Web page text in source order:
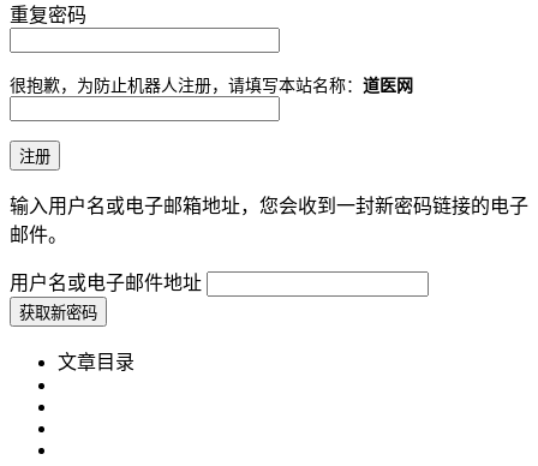
重复密码
很抱歉，为防止机器人注册，请填写本站名称： 道医网
输入用户名或电子邮箱地址，您会收到一封新密码链接的电子
邮件。
用户名或电子邮件地址
文章目录